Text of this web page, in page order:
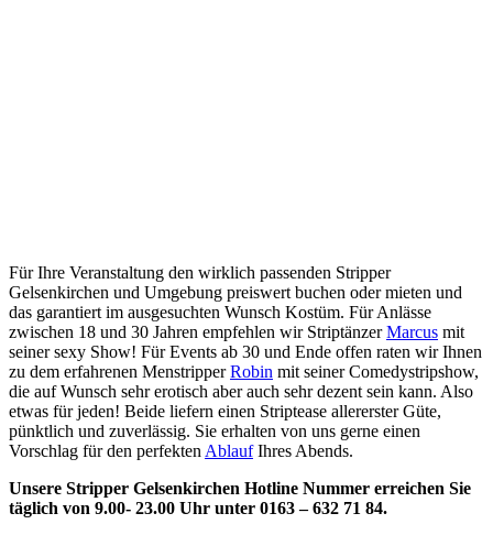
Für Ihre Veranstaltung den wirklich passenden Stripper
Gelsenkirchen und Umgebung preiswert buchen oder mieten und
das garantiert im ausgesuchten Wunsch Kostüm. Für Anlässe
zwischen 18 und 30 Jahren empfehlen wir StriptänzerMarcus mit
seiner sexy Show! Für Events ab 30 und Ende offen raten wir Ihnen
zu dem erfahrenen MenstripperRobin mit seiner Comedystripshow,
die auf Wunsch sehr erotisch aber auch sehr dezent sein kann. Also
etwas für jeden! Beide liefern einen Striptease allererster Güte,
pünktlich und zuverlässig. Sie erhalten von uns gerne einen
Vorschlag für den perfekten AblaufIhres Abends.
Unsere Stripper Gelsenkirchen Hotline Nummer erreichen Sie
täglich von 9.00- 23.00 Uhr unter 0163 – 632 71 84.